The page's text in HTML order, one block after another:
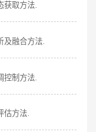
获取方法.
及融合方法.
控制方法.
估方法.